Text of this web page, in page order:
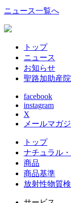
ニュース一覧へ
トップ
ニュース
お知らせ
聖路加助産
facebook
instagram
X
メールマガ
トップ
ナチュラル
商品
商品基準
放射性物質